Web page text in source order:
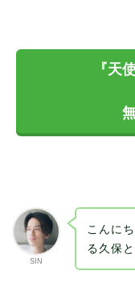
『天
SIN
こんに
る久保